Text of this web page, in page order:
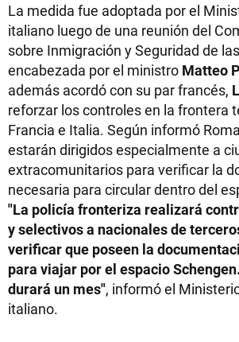
La medida fue adoptada por el
italiano luego de una reunión del
sobre Inmigración y Seguridad de
encabezada por el ministro Matteo
además acordó con su par francés,
reforzar los controles en la frontera
Francia e Italia. Según informó
estarán dirigidos especialmente a
extracomunitarios para verificar la
necesaria para circular dentro del
"La policía fronteriza realizará
y selectivos a nacionales de
verificar que poseen la
para viajar por el espacio
durará un mes", informó el
italiano.